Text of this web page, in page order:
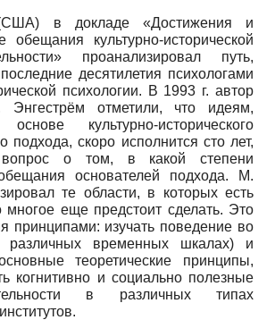
в докладе «Достижения и
обещания культурно-исторической
проанализировал путь,
десятилетия психологами
психологии. В 1993 г. автор
отметили, что идеям,
культурно-исторического
подхода, скоро исполнится сто лет,
о том, в какой степени
основателей подхода. М.
те области, в которых есть
многое еще предстоит сделать. Это
принципами: изучать поведение во
временных шкалах) и
теоретические принципы,
когнитивно и социально полезные
в различных типах